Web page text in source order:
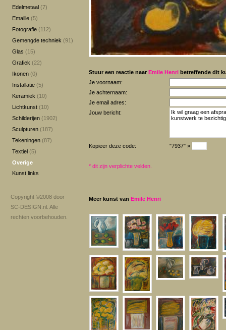
Edelmetaal (7)
Emaille (5)
Fotografie (112)
Gemengde techniek (91)
Glas (15)
Grafiek (22)
Ikonen (0)
Installatie (5)
Keramiek (10)
Lichtkunst (10)
Schilderijen (1902)
Sculpturen (187)
Tekeningen (87)
Textiel (5)
Overige
Kunst links
Copyright ©2008 door
SC-DESIGN.nl . Alle
rechten voorbehouden.
Stuur een reactie naar Emile Henri betreffende dit
Je voornaam:
Je achternaam:
Je email adres:
Jouw bericht:
Kopieer deze code: "7937" »
* dit zijn verplichte velden.
Meer kunst van Emile Henri